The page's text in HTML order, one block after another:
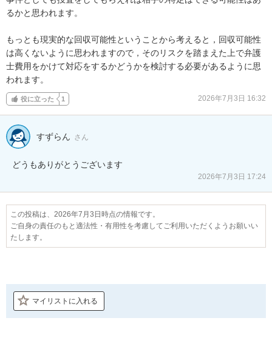
るかと思われます。
もっとも現実的な回収可能性ということから考えると，回収可能性
は高くないように思われますので，そのリスクを踏まえた上で弁護
士費用をかけて対応をするかどうかを検討する必要があるように思
われます。
役に立った 1 2026年7月3日 16:32
すずらん さん
どうもありがとうございます
2026年7月3日 17:24
この投稿は、2026年7月3日時点の情報です。
ご自身の責任のもと適法性・有用性を考慮してご利用いただくようお願いい
たします。
マイリストに入れる